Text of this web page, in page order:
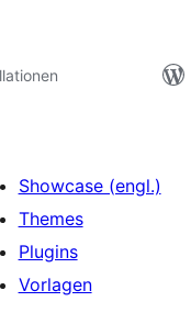
Showcase (engl.)
Themes
Plugins
Vorlagen